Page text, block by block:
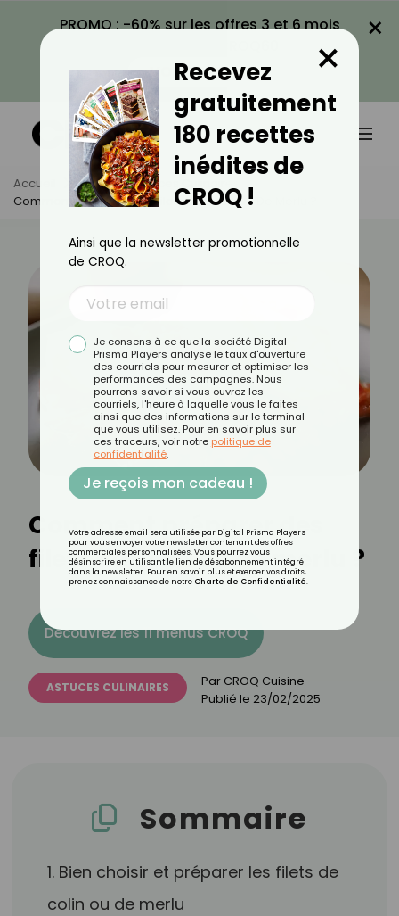
PROMO : -60% sur les offres 3 et 6 mois
VOIR LA PROMO
×
Accueil Actus
Astuces Culinaires
Comment Préparer Des Filets De Colin Ou De Merlu ?
Comment préparer des
filets de colin ou de merlu ?
Découvrez les 11 menus CROQ
ASTUCES CULINAIRES Par CROQ Cuisine
Publié le 23/02/2025
Sommaire
1. Bien choisir et préparer les filets de
colin ou de merlu
Recevez
gratuitement
180 recettes
inédites de
CROQ !
×
Ainsi que la newsletter promotionnelle
de CROQ.
Je consens à ce que la société Digital
Prisma Players analyse le taux d'ouverture
des courriels pour mesurer et optimiser les
performances des campagnes. Nous
pourrons savoir si vous ouvrez les
courriels, l'heure à laquelle vous le faites
ainsi que des informations sur le terminal
que vous utilisez. Pour en savoir plus sur
ces traceurs, voir notre politique de
confidentialité.
Je reçois mon cadeau !
Votre adresse email sera utilisée par Digital Prisma Players
pour vous envoyer votre newsletter contenant des offres
commerciales personnalisées. Vous pourrez vous
désinscrire en utilisant le lien de désabonnement intégré
dans la newsletter. Pour en savoir plus et exercer vos droits,
prenez connaissance de notre Charte de Confidentialité.